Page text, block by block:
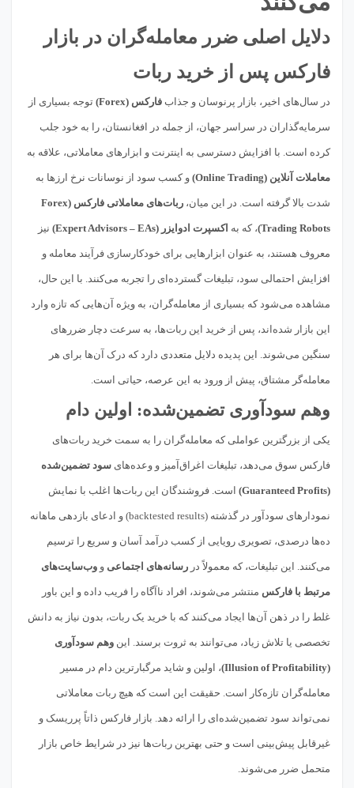
دلایل اصلی ضرر معامله‌گران در بازار
فارکس پس از خرید ربات
در سال‌های اخیر، بازار پرنوسان و جذاب فارکس (Forex) توجه بسیاری از
سرمایه‌گذاران در سراسر جهان، از جمله در افغانستان، را به خود جلب
کرده است. با افزایش دسترسی به اینترنت و ابزارهای معاملاتی، علاقه به
معاملات آنلاین (Online Trading) و کسب سود از نوسانات نرخ ارزها به
شدت بالا گرفته است. در این میان، ربات‌های معاملاتی فارکس (Forex
Trading Robots) ، که به اکسپرت ادوایزر (Expert Advisors – EAs) نیز
معروف هستند، به عنوان ابزارهایی برای خودکارسازی فرآیند معامله و
افزایش احتمالی سود، تبلیغات گسترده‌ای را تجربه می‌کنند. با این حال،
مشاهده می‌شود که بسیاری از معامله‌گران، به ویژه آن‌هایی که تازه وارد
این بازار شده‌اند، پس از خرید این ربات‌ها، به سرعت دچار ضررهای
سنگین می‌شوند. این پدیده دلایل متعددی دارد که درک آن‌ها برای هر
معامله‌گر مشتاق، پیش از ورود به این عرصه، حیاتی است.
وهم سودآوری تضمین‌شده: اولین دام
یکی از بزرگترین عواملی که معامله‌گران را به سمت خرید ربات‌های
فارکس سوق می‌دهد، تبلیغات اغراق‌آمیز و وعده‌های سود تضمین‌شده
(Guaranteed Profits) است. فروشندگان این ربات‌ها اغلب با نمایش
نمودارهای سودآور در گذشته (backtested results) و ادعای بازدهی ماهانه
ده‌ها درصدی، تصویری رویایی از کسب درآمد آسان و سریع را ترسیم
می‌کنند. این تبلیغات، که معمولاً در رسانه‌های اجتماعی و وب‌سایت‌های
مرتبط با فارکس منتشر می‌شوند، افراد ناآگاه را فریب داده و این باور
غلط را در ذهن آن‌ها ایجاد می‌کنند که با خرید یک ربات، بدون نیاز به دانش
تخصصی یا تلاش زیاد، می‌توانند به ثروت برسند. این وهم سودآوری
(Illusion of Profitability) ، اولین و شاید مرگبارترین دام در مسیر
معامله‌گران تازه‌کار است. حقیقت این است که هیچ ربات معاملاتی
نمی‌تواند سود تضمین‌شده‌ای را ارائه دهد. بازار فارکس ذاتاً پرریسک و
غیرقابل پیش‌بینی است و حتی بهترین ربات‌ها نیز در شرایط خاص بازار
متحمل ضرر می‌شوند.